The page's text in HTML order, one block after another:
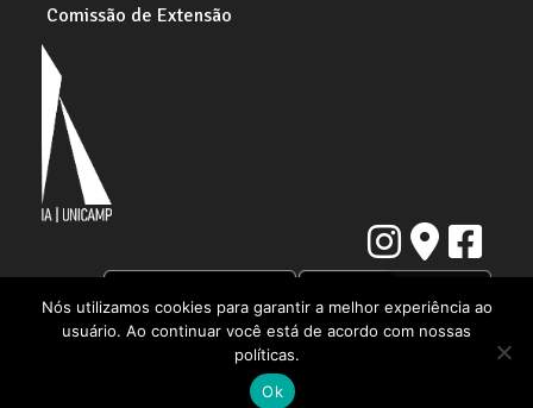
Comissão de Extensão
Instituto de Artes da Universidade Estadual de Campinas
Rua Elis Regina, 50. Cidade Universitária "Zeferino Vaz" | Barão Geraldo,
Campinas - SP | CEP: 13083-854
Nós utilizamos cookies para garantir a melhor experiência ao
usuário. Ao continuar você está de acordo com nossas
políticas.
Ok